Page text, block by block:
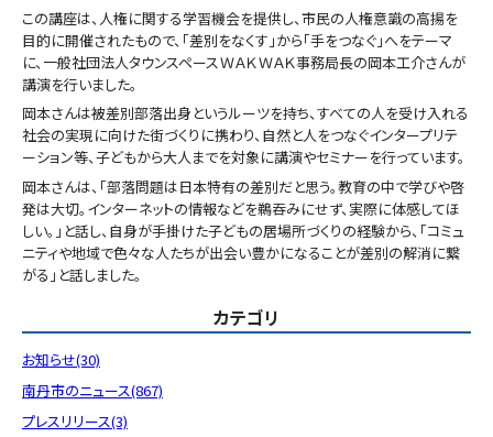
この講座は、人権に関する学習機会を提供し、市民の人権意識の高揚を
目的に開催されたもので、「差別をなくす」から「手をつなぐ」へをテーマ
に、一般社団法人タウンスペースＷＡＫＷＡＫ事務局長の岡本工介さんが
講演を行いました。
岡本さんは被差別部落出身というルーツを持ち、すべての人を受け入れる
社会の実現に向けた街づくりに携わり、自然と人をつなぐインタープリテ
ーション等、子どもから大人までを対象に講演やセミナーを行っています。
岡本さんは、「部落問題は日本特有の差別だと思う。教育の中で学びや啓
発は大切。インターネットの情報などを鵜吞みにせず、実際に体感してほ
しい。」と話し、自身が手掛けた子どもの居場所づくりの経験から、「コミュ
ニティや地域で色々な人たちが出会い豊かになることが差別の解消に繋
がる」と話しました。
カテゴリ
お知らせ(30)
南丹市のニュース(867)
プレスリリース(3)